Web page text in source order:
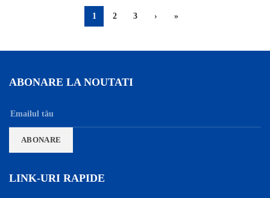
1 2 3 › »
ABONARE LA NOUTATI
LINK-URI RAPIDE